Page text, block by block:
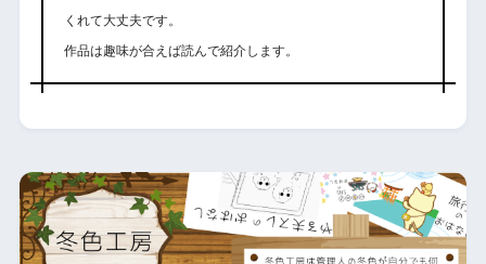
くれて大丈夫です。
作品は趣味が合えば読んで紹介します。